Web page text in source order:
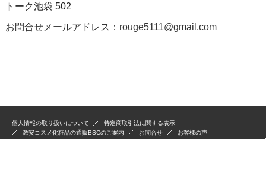
トーク池袋 502
お問合せメールアドレス：rouge5111@gmail.com
個人情報の取り扱いについて
特定商取引法に関する表示
激安コスメ化粧品の通販BSCのご案内
お問合せ
お客様の声